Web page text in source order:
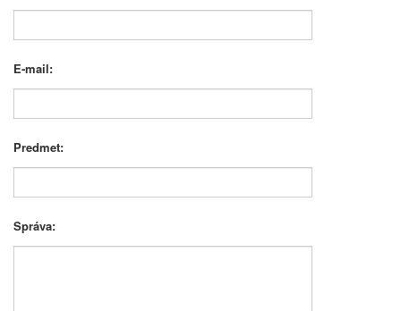
E-mail:
Predmet:
Správa: